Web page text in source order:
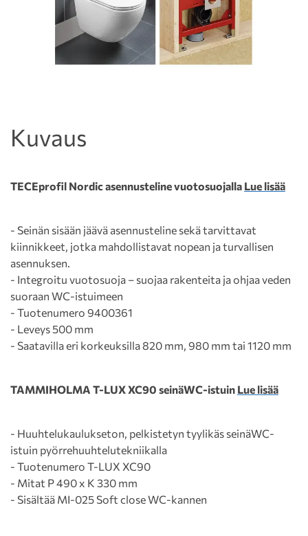
Kuvaus
TECEprofil Nordic asennusteline vuotosuojalla Lue lisää
- Seinän sisään jäävä asennusteline sekä tarvittavat
kiinnikkeet, jotka mahdollistavat nopean ja turvallisen
asennuksen.
- Integroitu vuotosuoja – suojaa rakenteita ja ohjaa veden
suoraan WC-istuimeen
- Tuotenumero 9400361
- Leveys 500 mm
- Saatavilla eri korkeuksilla 820 mm, 980 mm tai 1120 mm
TAMMIHOLMA T-LUX XC90 seinäWC-istuin Lue lisää
- Huuhtelukaulukseton, pelkistetyn tyylikäs seinäWC-
istuin pyörrehuuhtelutekniikalla
- Tuotenumero T-LUX XC90
- Mitat P 490 x K 330 mm
- Sisältää MI-025 Soft close WC-kannen